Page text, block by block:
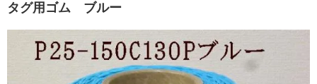
タグ用ゴム ブルー